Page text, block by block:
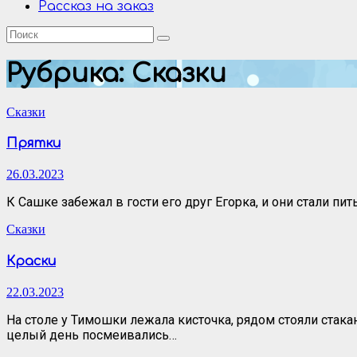
Рассказ на заказ
Рубрика: Сказки
Сказки
Прятки
26.03.2023
К Сашке забежал в гости его друг Егорка, и они стали
Сказки
Краски
22.03.2023
На столе у Тимошки лежала кисточка, рядом стояли
целый день посмеивались…